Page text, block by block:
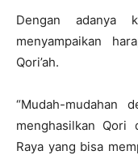
Dengan adanya
menyampaikan
Qori’ah.
“Mudah-mudahan
menghasilkan Qori
Raya yang bisa